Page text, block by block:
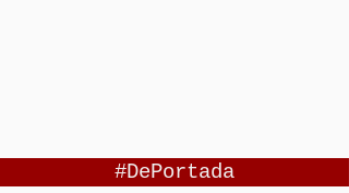
#DePortada